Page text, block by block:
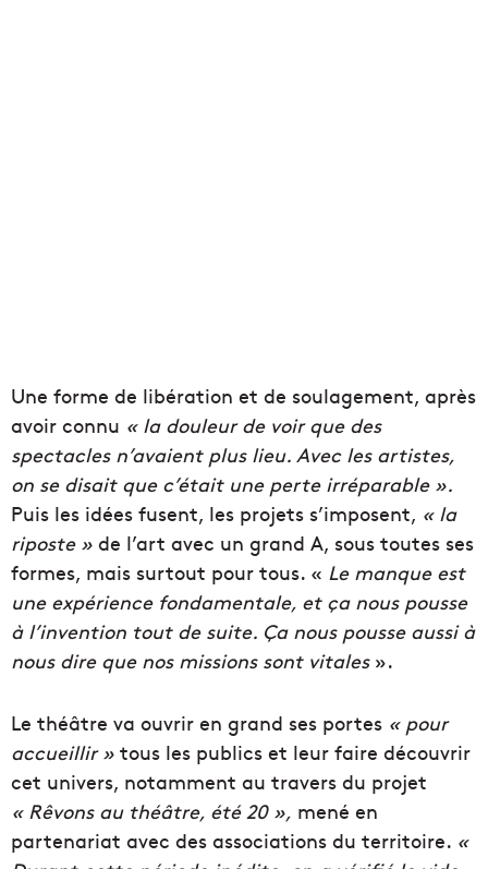
Une forme de libération et de soulagement, après
avoir connu « la douleur de voir que des
spectacles n’avaient plus lieu. Avec les artistes,
on se disait que c’était une perte irréparable ».
Puis les idées fusent, les projets s’imposent, « la
riposte » de l’art avec un grand A, sous toutes ses
formes, mais surtout pour tous. « Le manque est
une expérience fondamentale, et ça nous pousse
à l’invention tout de suite. Ça nous pousse aussi à
nous dire que nos missions sont vitales ».
Le théâtre va ouvrir en grand ses portes « pour
accueillir » tous les publics et leur faire découvrir
cet univers, notamment au travers du projet
« Rêvons au théâtre, été 20 », mené en
partenariat avec des associations du territoire. «